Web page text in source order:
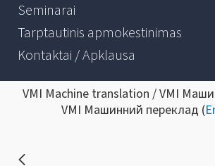
Seminarai
Tarptautinis apmokestinimas
Kontaktai / Apklausa
VMI Machine translation / VMI
VMI Машинний переклад (